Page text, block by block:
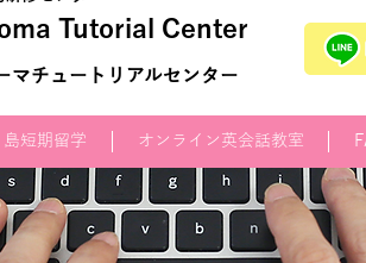
Tutorial Center
マチュートリアルセンター
島短期留学 オンライン英会話教室